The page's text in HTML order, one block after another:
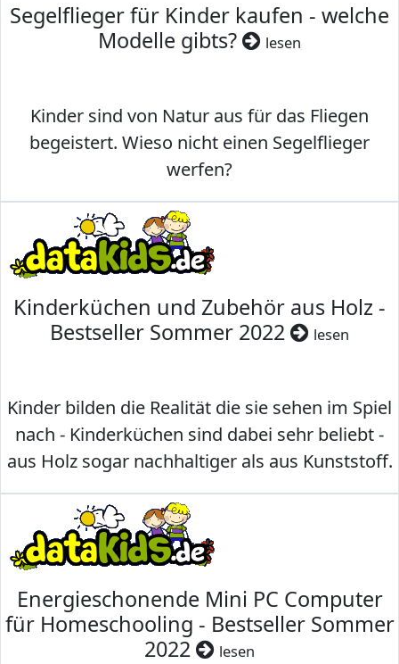
Segelflieger für Kinder kaufen - welche
Modelle gibts?
lesen
Kinder sind von Natur aus für das Fliegen
begeistert. Wieso nicht einen Segelflieger
werfen?
Kinderküchen und Zubehör aus Holz -
Bestseller Sommer 2022
lesen
Kinder bilden die Realität die sie sehen im Spiel
nach - Kinderküchen sind dabei sehr beliebt -
aus Holz sogar nachhaltiger als aus Kunststoff.
Energieschonende Mini PC Computer
für Homeschooling - Bestseller Sommer
2022
lesen